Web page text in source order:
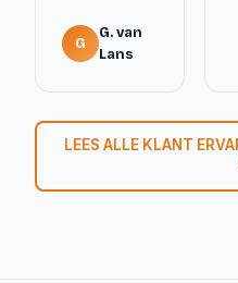
G
G. van
Lans
LEES ALLE KLANT